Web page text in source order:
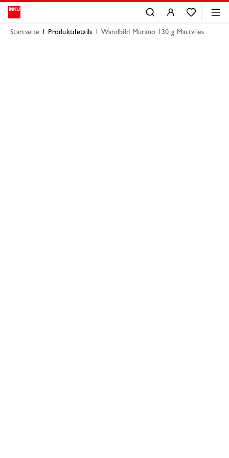
Startseite Produktdetails Wandbild Murano 130 g Mattvlies